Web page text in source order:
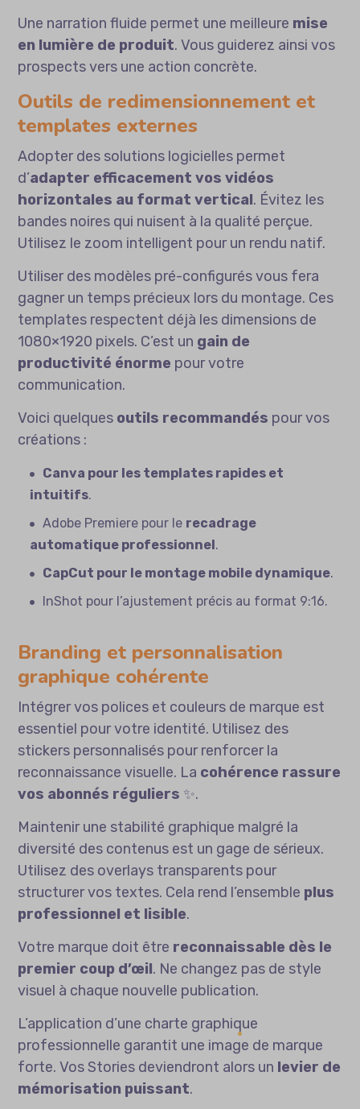
Une narration fluide permet une meilleure mise
en lumière de produit. Vous guiderez ainsi vos
prospects vers une action concrète.
Outils de redimensionnement et
templates externes
Adopter des solutions logicielles permet
d’adapter efficacement vos vidéos
horizontales au format vertical. Évitez les
bandes noires qui nuisent à la qualité perçue.
Utilisez le zoom intelligent pour un rendu natif.
Utiliser des modèles pré-configurés vous fera
gagner un temps précieux lors du montage. Ces
templates respectent déjà les dimensions de
1080×1920 pixels. C’est un gain de
productivité énorme pour votre
communication.
Voici quelques outils recommandés pour vos
créations :
Canva pour les templates rapides et
intuitifs.
Adobe Premiere pour le recadrage
automatique professionnel.
CapCut pour le montage mobile dynamique.
InShot pour l’ajustement précis au format 9:16.
Branding et personnalisation
graphique cohérente
Intégrer vos polices et couleurs de marque est
essentiel pour votre identité. Utilisez des
stickers personnalisés pour renforcer la
reconnaissance visuelle. La cohérence rassure
vos abonnés réguliers ✨.
Maintenir une stabilité graphique malgré la
diversité des contenus est un gage de sérieux.
Utilisez des overlays transparents pour
structurer vos textes. Cela rend l’ensemble plus
professionnel et lisible.
Votre marque doit être reconnaissable dès le
premier coup d’œil. Ne changez pas de style
visuel à chaque nouvelle publication.
L’application d’une charte graphique
professionnelle garantit une image de marque
forte. Vos Stories deviendront alors un levier de
mémorisation puissant.